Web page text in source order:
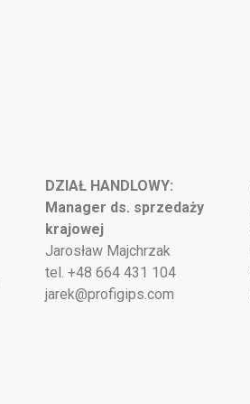
DZIAŁ HANDLOWY:
Manager ds. sprzedaży
krajowej
Jarosław Majchrzak
tel. +48 664 431 104
jarek@profigips.com